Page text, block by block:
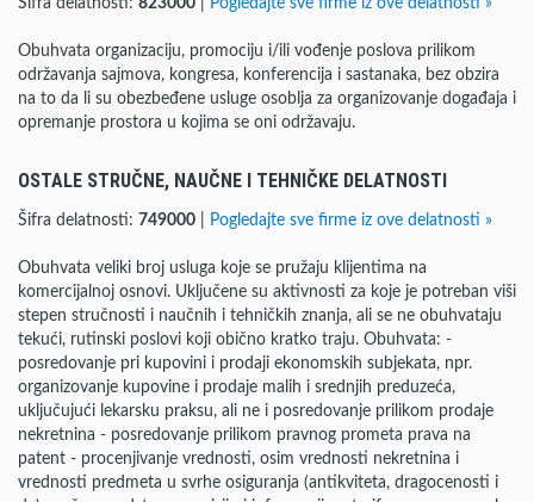
Šifra delatnosti: 823000 Pogledajte sve firme iz ove delatnosti »
Obuhvata organizaciju, promociju i/ili vođenje poslova prilikom
održavanja sajmova, kongresa, konferencija i sastanaka, bez obzira
na to da li su obezbeđene usluge osoblja za organizovanje događaja i
opremanje prostora u kojima se oni održavaju.
OSTALE STRUČNE, NAUČNE I TEHNIČKE DELATNOSTI
Šifra delatnosti: 749000 Pogledajte sve firme iz ove delatnosti »
Obuhvata veliki broj usluga koje se pružaju klijentima na
komercijalnoj osnovi. Uključene su aktivnosti za koje je potreban viši
stepen stručnosti i naučnih i tehničkih znanja, ali se ne obuhvataju
tekući, rutinski poslovi koji obično kratko traju. Obuhvata: -
posredovanje pri kupovini i prodaji ekonomskih subjekata, npr.
organizovanje kupovine i prodaje malih i srednjih preduzeća,
uključujući lekarsku praksu, ali ne i posredovanje prilikom prodaje
nekretnina - posredovanje prilikom pravnog prometa prava na
patent - procenjivanje vrednosti, osim vrednosti nekretnina i
vrednosti predmeta u svrhe osiguranja (antikviteta, dragocenosti i